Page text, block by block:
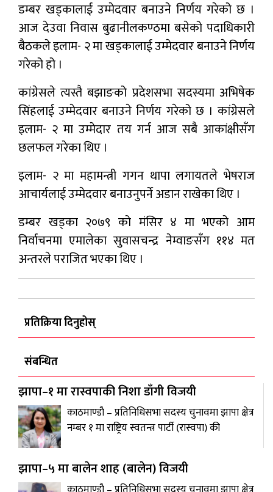
डम्बर खड्कालाई उम्मेदवार बनाउने निर्णय गरेको छ ।
आज देउवा निवास बुढानीलकण्ठमा बसेको पदाधिकारी
बैठकले इलाम- २ मा खड्कालाई उम्मेदवार बनाउने निर्णय
गरेको हो ।
कांग्रेसले त्यस्तै बझाङको प्रदेशसभा सदस्यमा अभिषेक
सिंहलाई उम्मेदवार बनाउने निर्णय गरेको छ । कांग्रेसले
इलाम- २ मा उम्मेदार तय गर्न आज सबै आकांक्षीसँग
छलफल गरेका थिए ।
इलाम- २ मा महामन्त्री गगन थापा लगायतले भेषराज
आचार्यलाई उम्मेदवार बनाउनुपर्ने अडान राखेका थिए ।
डम्बर खड्का २०७९ को मंसिर ४ मा भएको आम
निर्वाचनमा एमालेका सुवासचन्द्र नेम्वाङसँग ११४ मत
अन्तरले पराजित भएका थिए ।
प्रतिक्रिया दिनुहोस्
संबन्धित
झापा–१ मा रास्वपाकी निशा डाँगी विजयी
काठमाण्डाै – प्रतिनिधिसभा सदस्य चुनावमा झापा क्षेत्र
नम्बर १ मा राष्ट्रिय स्वतन्त्र पार्टी (रास्वपा) की
झापा–५ मा बालेन शाह (बालेन) विजयी